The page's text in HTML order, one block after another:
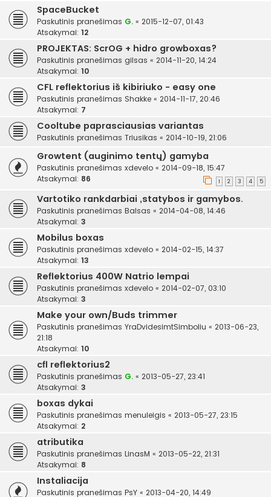
SpaceBucket
Paskutinis pranešimas G. « 2015-12-07, 01:43
Atsakymai: 12
PROJEKTAS: ScrOG + hidro growboxas?
Paskutinis pranešimas gilsas « 2014-11-20, 14:24
Atsakymai: 10
CFL reflektorius iš kibiriuko - easy one
Paskutinis pranešimas Shakke « 2014-11-17, 20:46
Atsakymai: 7
Cooltube paprasciausias variantas
Paskutinis pranešimas Triusikas « 2014-10-19, 21:06
Growtent (auginimo tentų) gamyba
Paskutinis pranešimas xdevelo « 2014-09-18, 15:47
Atsakymai: 86 1 2 3 4 5
Vartotiko rankdarbiai ,statybos ir gamybos.
Paskutinis pranešimas Balsas « 2014-04-08, 14:46
Atsakymai: 3
Mobilus boxas
Paskutinis pranešimas xdevelo « 2014-02-15, 14:37
Atsakymai: 13
Reflektorius 400W Natrio lempai
Paskutinis pranešimas xdevelo « 2014-02-07, 03:10
Atsakymai: 3
Make your own/Buds trimmer
Paskutinis pranešimas YraDvidesimtSimboliu « 2013-06-23,
21:18
Atsakymai: 10
cfl reflektorius2
Paskutinis pranešimas G. « 2013-05-27, 23:41
Atsakymai: 3
boxas dykai
Paskutinis pranešimas menuleigis « 2013-05-27, 23:15
Atsakymai: 2
atributika
Paskutinis pranešimas LinasM « 2013-05-22, 21:31
Atsakymai: 8
Instaliacija
Paskutinis pranešimas PsY « 2013-04-20, 14:49